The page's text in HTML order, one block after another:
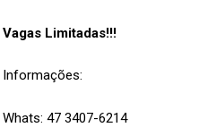
Vagas Limitadas!!!
Informações:
Whats: 47 3407-6214